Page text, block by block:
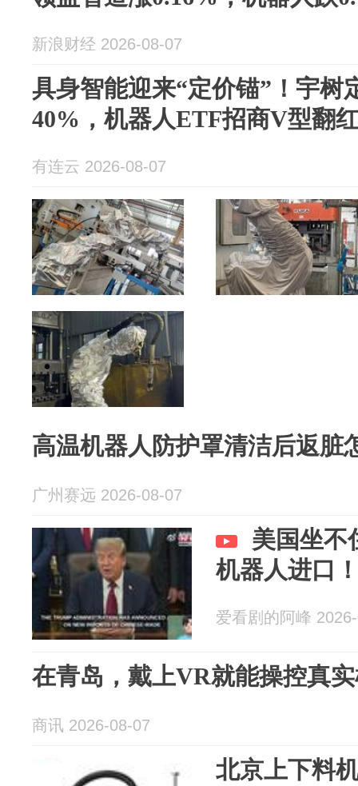
新浪财经 2026-08-07
具身智能迎来“定价锚”！宇树
40%，机器人ETF招商V型翻
有连云 2026-08-07
高温机器人防护罩清洁后返脏
广州赛远 2026-08-07
美国坐不
机器人进口
爱看剧的阿峰
在青岛，戴上VR就能操控真
商讯 2026-08-07
北京上下料